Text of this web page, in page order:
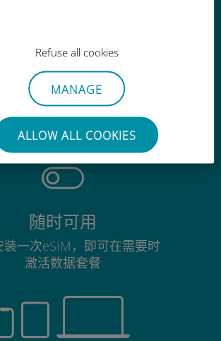
Refuse all cookies
MANAGE
ALLOW ALL COOKIES
毫不费力
需取出您现有的SIM卡
随时可用
装一次eSIM，即可在需要时
激活数据套餐